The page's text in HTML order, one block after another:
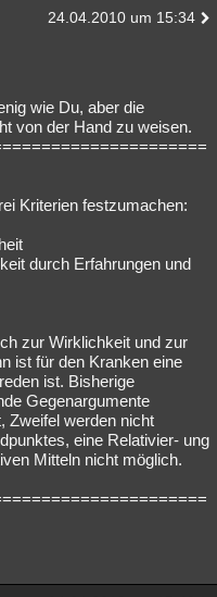
24.04.2010 um 15:34
wie Du, aber die
von der Hand zu weisen.
Kriterien festzumachen:
durch Erfahrungen und
zur Wirklichkeit und zur
ist für den Kranken eine
ist. Bisherige
Gegenargumente
Zweifel werden nicht
eine Relativier- ung
Mitteln nicht möglich.